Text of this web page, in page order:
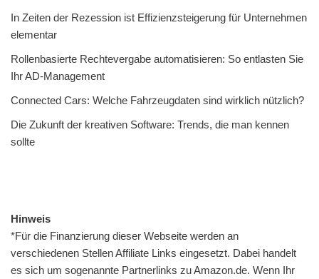
In Zeiten der Rezession ist Effizienzsteigerung für Unternehmen
elementar
Rollenbasierte Rechtevergabe automatisieren: So entlasten Sie
Ihr AD-Management
Connected Cars: Welche Fahrzeugdaten sind wirklich nützlich?
Die Zukunft der kreativen Software: Trends, die man kennen
sollte
Hinweis
*Für die Finanzierung dieser Webseite werden an
verschiedenen Stellen Affiliate Links eingesetzt. Dabei handelt
es sich um sogenannte Partnerlinks zu Amazon.de. Wenn Ihr